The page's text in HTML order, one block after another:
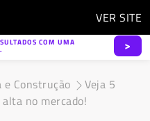
VER SITE
COM UMA >
Construção
Veja 5
no mercado!